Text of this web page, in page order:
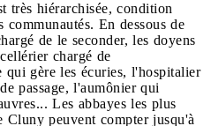
très hiérarchisée, condition
En dessous de
de le seconder, les doyens
chargé de
gère les écuries, l'hospitalier
passage, l'aumônier qui
Les abbayes les plus
Cluny peuvent compter jusqu'à